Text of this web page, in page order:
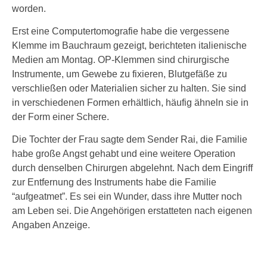
worden.
Erst eine Computertomografie habe die vergessene
Klemme im Bauchraum gezeigt, berichteten italienische
Medien am Montag. OP-Klemmen sind chirurgische
Instrumente, um Gewebe zu fixieren, Blutgefäße zu
verschließen oder Materialien sicher zu halten. Sie sind
in verschiedenen Formen erhältlich, häufig ähneln sie in
der Form einer Schere.
Die Tochter der Frau sagte dem Sender Rai, die Familie
habe große Angst gehabt und eine weitere Operation
durch denselben Chirurgen abgelehnt. Nach dem Eingriff
zur Entfernung des Instruments habe die Familie
“aufgeatmet”. Es sei ein Wunder, dass ihre Mutter noch
am Leben sei. Die Angehörigen erstatteten nach eigenen
Angaben Anzeige.